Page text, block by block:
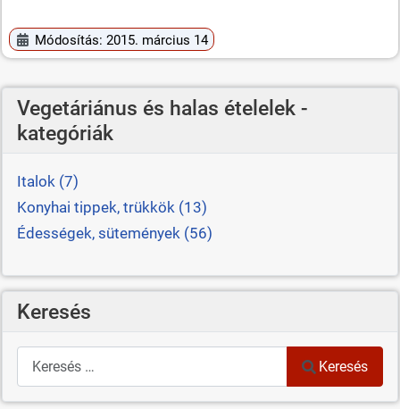
Módosítás: 2015. március 14
Vegetáriánus és halas ételelek -
kategóriák
Italok (7)
Konyhai tippek, trükkök (13)
Édességek, sütemények (56)
Keresés
Keresés
Keresés